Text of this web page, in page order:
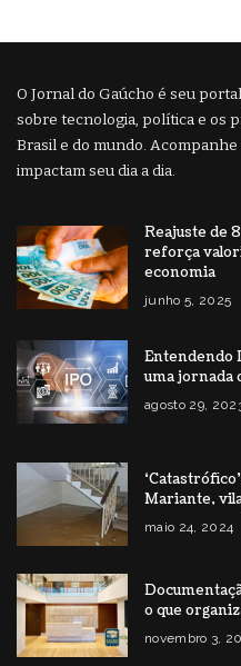
O Jornal do Gaúcho é seu
sobre tecnologia, política e os
Brasil e do mundo.
impactam seu dia a dia.
Reajuste de
reforça
economia
junho 5, 2025
Entendendo
uma jornada
agosto 29,
Mariante,
maio 24, 2024
o que
novembro 3,